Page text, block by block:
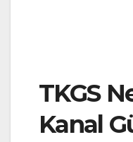
TKGS
Kanal